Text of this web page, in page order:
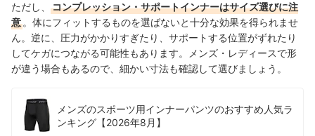
ただし、
コンプレッション・サポートインナーはサイズ選びに注
意。体にフィットするものを選ばないと十分な効果を得られませ
ん。逆に、圧力がかかりすぎたり、サポートする位置がずれたり
してケガにつながる可能性もあります。メンズ・レディースで形
が違う場合もあるので、細かい寸法も確認して選びましょう。
メンズのスポーツ用インナーパンツのおすすめ人気ラ
ンキング【2026年8月】